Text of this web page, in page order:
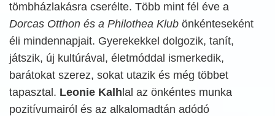
tömbházlakásra cserélte. Több mint fél éve a
Dorcas Otthon és a Philothea Klub önkénteseként
éli mindennapjait. Gyerekekkel dolgozik, tanít,
játszik, új kultúrával, életmóddal ismerkedik,
barátokat szerez, sokat utazik és még többet
tapasztal. Leonie Kalh lal az önkéntes munka
pozitívumairól és az alkalomadtán adódó